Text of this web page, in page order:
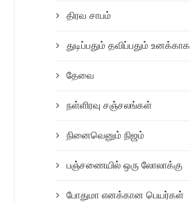
திரவ சாபம்
துடிப்பதும் தவிப்பதும் உனக்காக
தேவை
நள்ளிரவு சஞ்சலங்கள்
நினைவெனும் நிஜம்
பஞ்சணையில் ஒரு லோலாக்கு
போதுமா எனக்கான பெயர்கள்